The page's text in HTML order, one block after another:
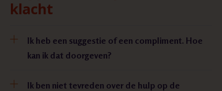
klacht
Ik heb een suggestie of een compliment. Hoe
kan ik dat doorgeven?
Ik ben niet tevreden over de hulp op de